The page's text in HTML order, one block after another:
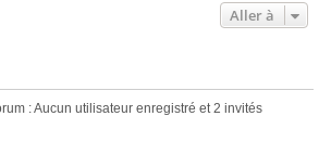
Aller à
: Aucun utilisateur enregistré et 2 invités